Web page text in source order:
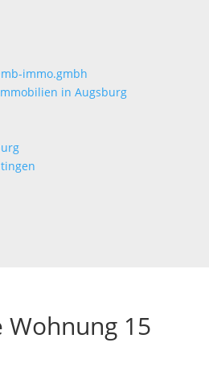
immo.gmbh
Wohnung 15